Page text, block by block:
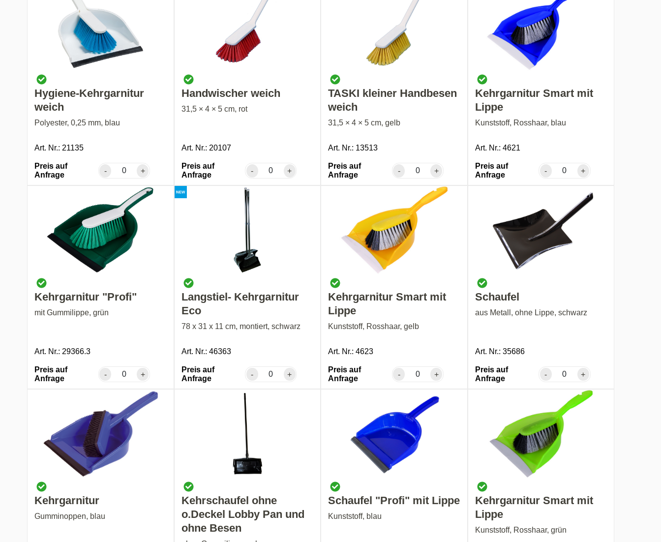
Hygiene-Kehrgarnitur
weich
Polyester, 0,25 mm, blau
Art. Nr.: 21135
Preis auf
Anfrage
- +
Handwischer weich
31,5 × 4 × 5 cm, rot
Art. Nr.: 20107
Preis auf
Anfrage
- +
TASKI kleiner Handbesen
weich
31,5 × 4 × 5 cm, gelb
Art. Nr.: 13513
Preis auf
Anfrage
- +
Kehrgarnitur Smart mit
Lippe
Kunststoff, Rosshaar, blau
Art. Nr.: 4621
Preis auf
Anfrage
- +
Kehrgarnitur "Profi"
mit Gummilippe, grün
Art. Nr.: 29366.3
Preis auf
Anfrage
- +
Langstiel- Kehrgarnitur
Eco
78 x 31 x 11 cm, montiert, schwarz
Art. Nr.: 46363
Preis auf
Anfrage
- +
Kehrgarnitur Smart mit
Lippe
Kunststoff, Rosshaar, gelb
Art. Nr.: 4623
Preis auf
Anfrage
- +
Schaufel
aus Metall, ohne Lippe, schwarz
Art. Nr.: 35686
Preis auf
Anfrage
- +
Kehrgarnitur
Gumminoppen, blau
Kehrschaufel ohne
o.Deckel Lobby Pan und
ohne Besen
Schaufel "Profi" mit Lippe
Kunststoff, blau
Kehrgarnitur Smart mit
Lippe
Kunststoff, Rosshaar, grün